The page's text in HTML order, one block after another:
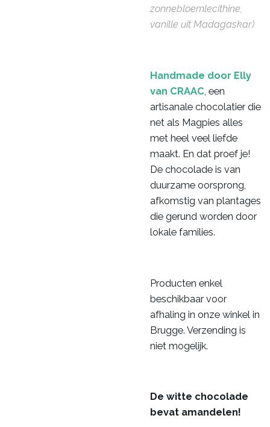
zonnebloemlecithine,
vanille uit Madagaskar)
Handmade door Elly
van CRAAC, een
artisanale chocolatier die
net als Magpies alles
met heel veel liefde
maakt. En dat proef je!
De chocolade is van
duurzame oorsprong,
afkomstig van plantages
die gerund worden door
lokale families.
Producten enkel
beschikbaar voor
afhaling in onze winkel in
Brugge. Verzending is
niet mogelijk.
De witte chocolade
bevat amandelen!